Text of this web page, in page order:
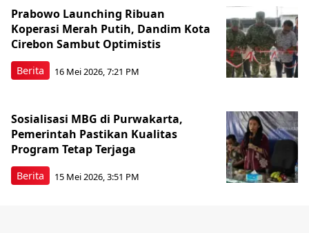
Berita
Prabowo Launching Ribuan
Koperasi Merah Putih, Dandim Kota
Cirebon Sambut Optimistis
16 Mei 2026, 7:21 PM
Berita
Sosialisasi MBG di Purwakarta,
Pemerintah Pastikan Kualitas
Program Tetap Terjaga
15 Mei 2026, 3:51 PM